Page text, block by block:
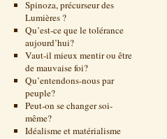
Spinoza, précurseur des
Lumières ?
Qu’est-ce que le tolérance
aujourd’hui?
Vaut-il mieux mentir ou être
de mauvaise foi?
Qu’entendons-nous par
peuple?
Peut-on se changer soi-
même?
Idéalisme et matérialisme